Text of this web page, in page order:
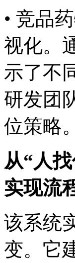
• 竞品
视化。
示了不
研发团
位策略。
从“人找
实现流
该系统
变。它